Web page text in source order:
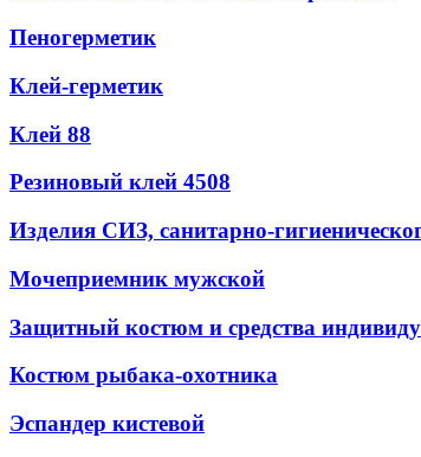
Пеногерметик
Клей-герметик
Клей 88
Резиновый клей 4508
Изделия СИЗ, санитарно-
Мочеприемник мужской
Защитный костюм и средства
Костюм рыбака-охотника
Эспандер кистевой